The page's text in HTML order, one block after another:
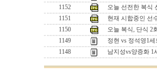
1152
오늘 선전한 복식
1151
현재 시합중인 선
1150
오늘 복식, 단식 2
1149
정현 vs 정석영1
1148
남지성vs양증화 1